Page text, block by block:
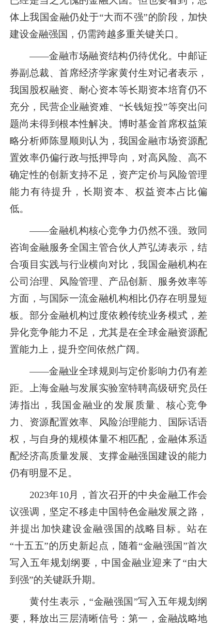
体上我国金融仍处于“大而不强”的阶段，加快
建设金融强国，仍需跨越多重关键关口。
——金融市场融资结构仍待优化。中邮证
券副总裁、首席经济学家黄付生对记者表示，
我国股权融资、耐心资本等长期资本培育仍不
充分，民营企业融资难、“长钱短投”等突出问
题尚未得到根本性解决。博时基金首席权益策
略分析师陈显顺则认为，我国金融市场资源配
置效率仍偏行政与抵押导向，对高风险、高不
确定性的创新支持不足，资产定价与风险管理
能力有待提升，长期资本、权益资本占比偏
低。
——金融机构核心竞争力仍然不强。致同
咨询金融服务全国主管合伙人芦弘涛表示，结
合项目实践与行业横向对比，我国金融机构在
公司治理、风险管理、产品创新、服务效率等
方面，与国际一流金融机构相比仍存在明显短
板。部分金融机构过度依赖传统业务模式，差
异化竞争能力不足，尤其是在全球金融资源配
置能力上，提升空间依然广阔。
——金融业全球规则与定价影响力仍有差
距。上海金融与发展实验室特聘高级研究员任
涛指出，我国金融业的发展质量、核心竞争
力、资源配置效率、风险治理能力、国际话语
权，与自身的规模体量不相匹配，金融体系适
配经济高质量发展、支撑金融强国建设的能力
仍有明显不足。
2023年10月，首次召开的中央金融工作会
议强调，坚定不移走中国特色金融发展之路，
并提出加快建设金融强国的战略目标。站在
“十五五”的历史新起点，随着“金融强国”首次
写入五年规划纲要，中国金融业迎来了“由大
到强”的关键跃升期。
黄付生表示，“金融强国”写入五年规划纲
要，释放出三层清晰信号：第一，金融战略地